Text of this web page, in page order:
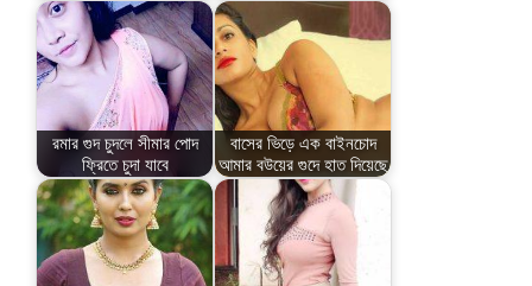
রমার গুদ চুদলে সীমার পোদ
ফ্রিতে চুদা যাবে
বাসের ভিড়ে এক বাইনচোদ
আমার বউয়ের গুদে হাত দিয়েছে